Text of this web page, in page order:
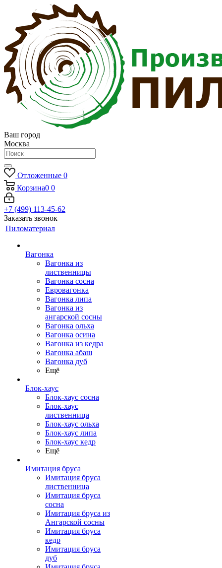
Ваш город
Москва
Отложенные 0
Корзина0 0
+7 (499) 113-45-62
Заказать звонок
Пиломатериал
Вагонка
Вагонка из
лиственницы
Вагонка сосна
Евровагонка
Вагонка липа
Вагонка из
ангарской сосны
Вагонка ольха
Вагонка осина
Вагонка из кедра
Вагонка абаш
Вагонка дуб
Ещё
Блок-хаус
Блок-хаус сосна
Блок-хаус
лиственница
Блок-хаус ольха
Блок-хаус липа
Блок-хаус кедр
Ещё
Имитация бруса
Имитация бруса
лиственница
Имитация бруса
сосна
Имитация бруса из
Ангарской сосны
Имитация бруса
кедр
Имитация бруса
дуб